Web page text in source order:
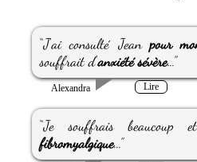
“J'ai consulté Jeanpour
souffrait d'anxiété sévère...”
Alexandra Lire
“Je souffrais beaucoup
fibromyalgique...”